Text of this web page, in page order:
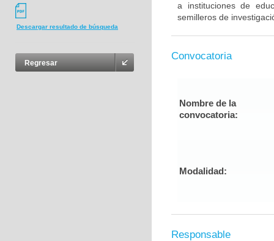
Descargar resultado de búsqueda
Regresar
a instituciones de
semilleros de
Convocatoria
Nombre de la
convocatoria:
Modalidad:
Responsable